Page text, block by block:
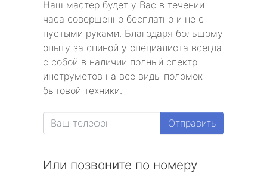
Наш мастер будет у Вас в течении
часа совершенно бесплатно и не с
пустыми руками. Благодаря большому
опыту за спиной у специалиста всегда
с собой в наличии полный спектр
инструметов на все виды поломок
бытовой техники.
Отправить
Или позвоните по номеру